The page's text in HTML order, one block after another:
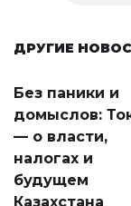
ДРУГИЕ
Без паники и
домыслов:
— о власти,
налогах и
будущем
Казахстана